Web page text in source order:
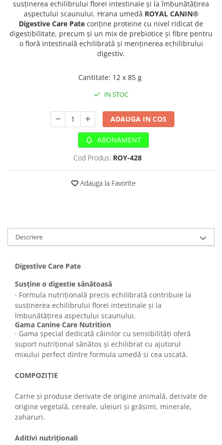
Sampoane si Balsamuri
Servetele Umede
Covorase absorbante
Curatare Ochi
Perii si descalcitoare caini
Solutii Atractante si repelente
Custi transport - Pisici
Jucarii Pisici
Lese, Hamuri si Zgarzi
Paturi, perne si cosuri pentru pisici
susținerea echilibrului florei intestinale și la îmbunătățirea
aspectului scaunului. Hrana umedă ROYAL CANIN®
Digestive Care Pate conține proteine cu nivel ridicat de
digestibilitate, precum și un mix de prebiotice și fibre pentru
o floră intestinală echilibrată și menținerea echilibrului
digestiv.
Cantitate: 12 x 85 g
IN STOC
ADAUGA IN COS
ABONAMENT
Cod Produs: ROY-428
Adauga la Favorite
Descriere
Digestive Care Pate
Susține o digestie sănătoasă
· Formula nutrițională precis echilibrată contribuie la
susținerea echilibrului florei intestinale și la
îmbunătățirea aspectului scaunului.
Gama Canine Care Nutrition
· Gama special dedicată câinilor cu sensibilități oferă
suport nutrițional sănătos și echilibrat cu ajutorul
mixului perfect dintre formula umedă si cea uscată.
COMPOZIȚIE
Carne și produse derivate de origine animală, derivate de
origine vegetală, cereale, uleiuri și grăsimi, minerale,
zaharuri.
Aditivi nutriționali